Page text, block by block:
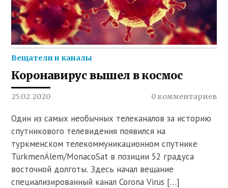
Вещатели и каналы
Коронавирус вышел в космос
25.02.2020 0 комментариев
Один из самых необычных телеканалов за историю
спутникового телевидения появился на
туркменском телекоммуникационном спутнике
TürkmenÄlem/MonacoSat в позиции 52 градуса
восточной долготы. Здесь начал вещание
специализированный канал Corona Virus […]